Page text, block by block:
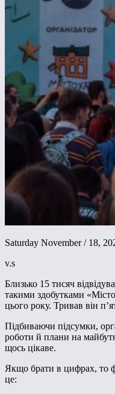
Saturday November / 18,
v.s
Близько 15 тисяч
такими здобутками
цього року. Тривав він
Підбиваючи підсумки,
роботи й плани на
щось цікаве.
Якщо брати в цифрах, то
це: